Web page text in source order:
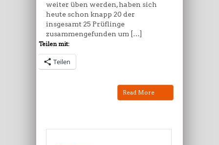
weiter üben werden, haben sich
heute schon knapp 20 der
insgesamt 25 Prüflinge
zusammengefunden um […]
Teilen mit:
Teilen
Read More